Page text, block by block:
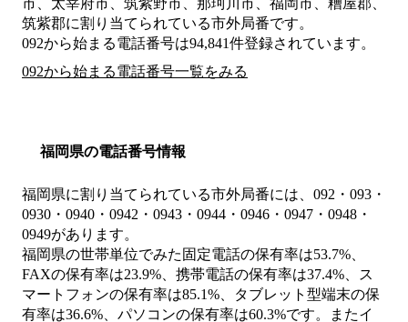
市、太宰府市、筑紫野市、那珂川市、福岡市、糟屋郡、
筑紫郡に割り当てられている市外局番です。
092から始まる電話番号は94,841件登録されています。
092から始まる電話番号一覧をみる
福岡県の電話番号情報
福岡県に割り当てられている市外局番には、092・093・
0930・0940・0942・0943・0944・0946・0947・0948・
0949があります。
福岡県の世帯単位でみた固定電話の保有率は53.7%、
FAXの保有率は23.9%、携帯電話の保有率は37.4%、ス
マートフォンの保有率は85.1%、タブレット型端末の保
有率は36.6%、パソコンの保有率は60.3%です。またイ